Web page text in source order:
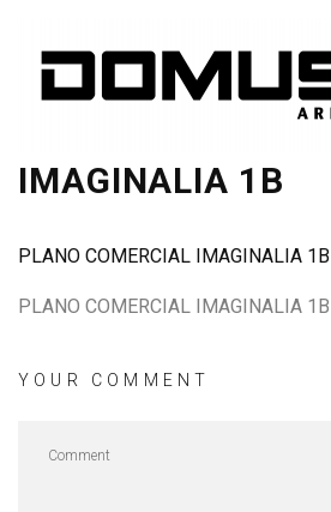
IMAGINALIA 1B
PLANO COMERCIAL IMAGINALIA 1B
PLANO COMERCIAL IMAGINALIA 1B
YOUR COMMENT